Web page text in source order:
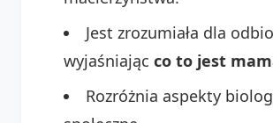
Jest zrozumiała dla
wyjaśniając co to jest
Rozróżnia aspekty